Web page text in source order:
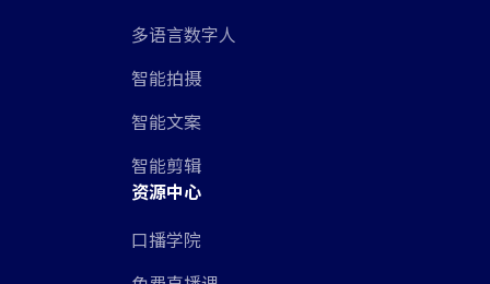
多语言数字人
智能拍摄
智能文案
智能剪辑
资源中心
口播学院